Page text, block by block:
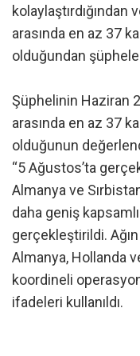
arasında en az 37
olduğundan
Şüphelinin Haziran
arasında en az 37
olduğunun
“5 Ağustos’ta
Almanya ve
daha geniş
gerçekleştirildi.
Almanya, Hollanda
koordineli
ifadeleri kullanıldı.